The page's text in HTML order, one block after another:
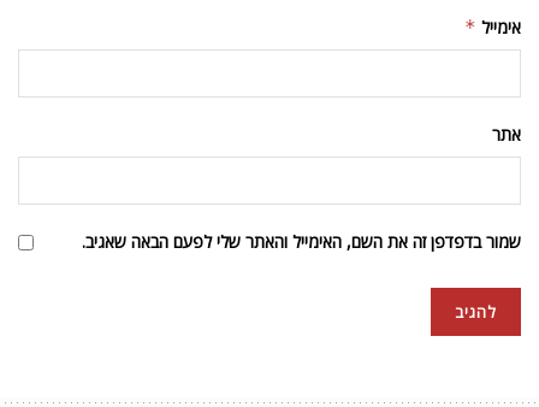
אימייל *
אתר
שמור בדפדפן זה את השם, האימייל והאתר שלי לפעם הבאה שאגיב.